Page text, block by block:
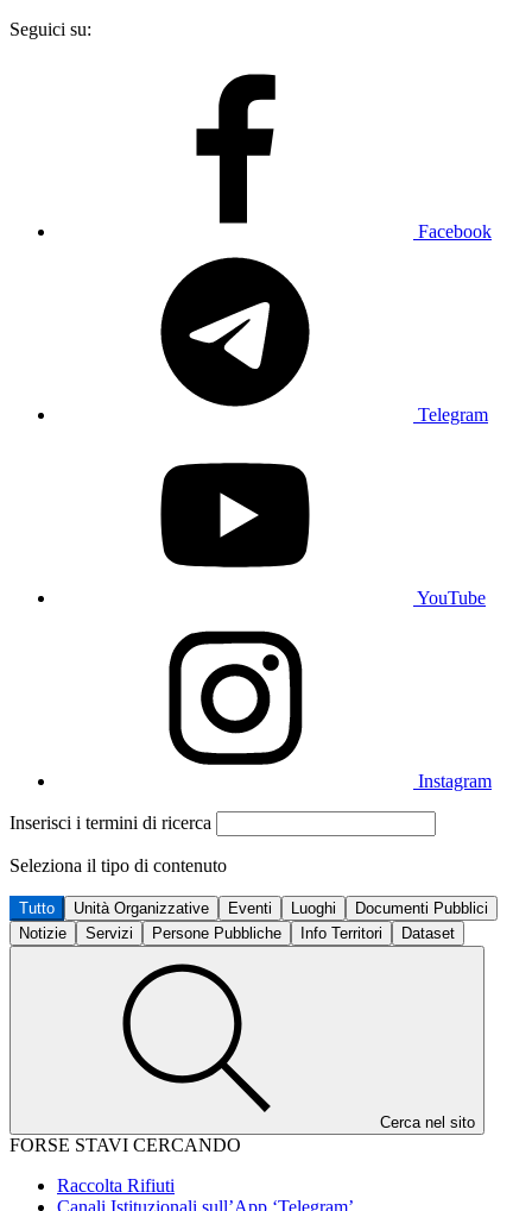
Seguici su:
Facebook
Telegram
YouTube
Instagram
Inserisci i termini di ricerca
Seleziona il tipo di contenuto
Tutto Unità Organizzative Eventi Luoghi
Documenti Pubblici
Notizie
Servizi Persone Pubbliche Info Territori Dataset
Cerca nel sito
FORSE STAVI CERCANDO
Raccolta Rifiuti
Canali Istituzionali sull’App ‘Telegram’